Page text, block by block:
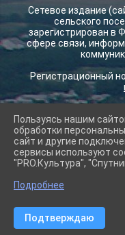
Сетевое издание
сельского
зарегистрирован в
сфере связи,
Регистрационный
2026 г. krilovskay.ru
Вход
Карта сайта
Политика
Сделано на KubCMS
Пользуясь нашим
обработки
сайт и другие
сервисы используют
"PRO.Культура",
Подробнее
Подтверждаю